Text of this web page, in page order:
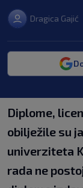
Dragica Gajić
Diplome,
obilježile su
univerziteta
rada ne